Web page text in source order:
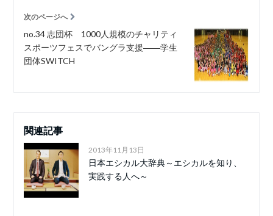
次のページへ
no.34 志団杯 1000人規模のチャリティ
スポーツフェスでバングラ支援――学生
団体SWITCH
関連記事
2013年11月13日
日本エシカル大辞典～エシカルを知り、
実践する人へ～